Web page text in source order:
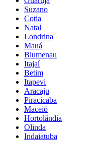
Suzano
Cotia
Natal
Londrina
Mauá
Blumenau
Itajaí
Betim
Itapevi
Aracaju
Piracicaba
Maceió
Hortolândia
Olinda
Indaiatuba